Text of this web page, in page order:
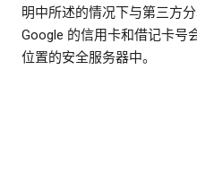
明中所述的情况下与第三方
Google 的信用卡和借记卡号
位置的安全服务器中。